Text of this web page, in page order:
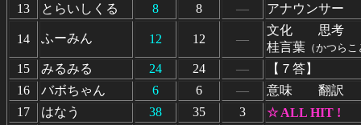
13
とらいしくる 8 8 ― アナウンサー
14 ふーみん 12 12 ―
文化 思考
桂言葉 （かつら
15 みるみる 24 24 ―
【７答】
16
バボちゃん 6 6 ―
意味 翻訳
17
はなう 38 35 3 ☆ ALL HIT !